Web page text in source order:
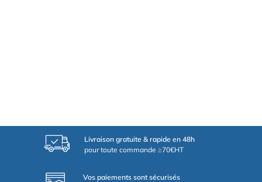
Livraison gratuite & rapide en 48h
pour toute commande ≥70€HT
Vos paiements sont sécurisés